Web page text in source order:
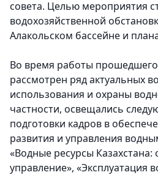
совета. Целью мероприятия
водохозяйственной
Алакольском бассейне и
Во время работы
рассмотрен ряд актуальных
использования и охраны
частности, освещались
подготовки кадров в
развития и управления
«Водные ресурсы Казахстана:
управление», «Эксплуатация